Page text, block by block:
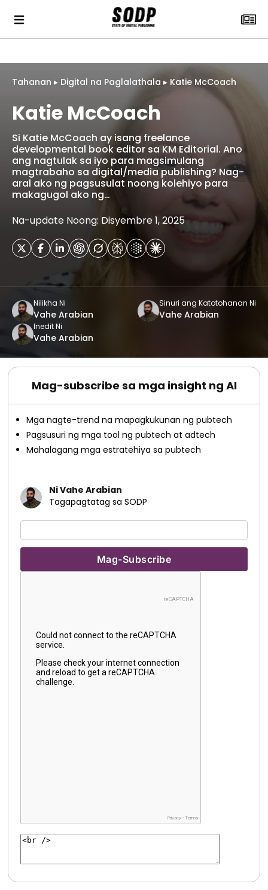
Tahanan ▸ Digital na Paglalathala ▸ Katie McCoach
Katie McCoach
Si Katie McCoach ay isang freelance
developmental book editor sa KM Editorial. Ano
ang nagtulak sa iyo para magsimulang
magtrabaho sa digital/media publishing? Nag-
aral ako ng pagsusulat noong kolehiyo para
makagugol ako ng…
Na-update Noong: Disyembre 1, 2025
Nilikha Ni
Vahe Arabian
Sinuri ang Katotohanan Ni
Vahe Arabian
Inedit Ni
Vahe Arabian
Mag-subscribe sa mga insight ng AI
Mga nagte-trend na mapagkukunan ng pubtech
Pagsusuri ng mga tool ng pubtech at adtech
Mahalagang mga estratehiya sa pubtech
Ni Vahe Arabian
Tagapagtatag sa SODP